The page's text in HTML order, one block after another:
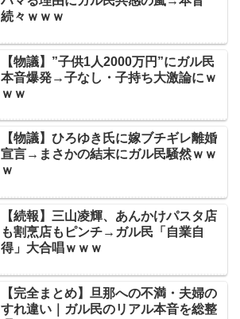
続々ｗｗｗ
【物議】”子供1人2000万円”にガル民
本音爆発→子なし・子持ち大激論にｗ
ｗｗ
【物議】ひろゆき氏に嫁ブチギレ離婚
宣言→まさかの結末にガル民騒然ｗｗ
ｗ
【続報】三山凌輝、あんかけパスタ店
も割烹店もピンチ→ガル民「自業自
得」大合唱ｗｗｗ
【完全まとめ】旦那への不満・夫婦の
すれ違い｜ガル民のリアル本音を総整